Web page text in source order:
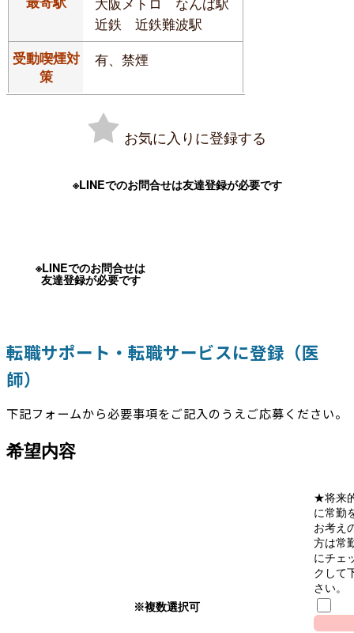
近鉄 近鉄難波駅
受動喫煙対
策
有、禁煙
お気に入りに登録する
※LINEでのお問合せは友達登録が必要です
※LINEでのお問合せは
友達登録が必要です
転職サポート・転職サービスに登録（医
師）
下記フォームから必要事項をご記入のうえご応募ください。
希望内容
※複数選択可
★将来
に常勤
お考え
方は常
にチェ
クして
さい。